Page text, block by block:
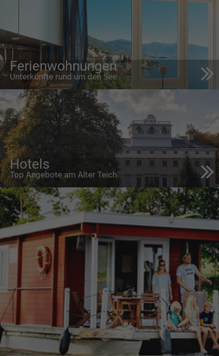
Ferienwohnungen
Unterkünfte rund um den See
Hotels
Top Angebote am Alter Teich